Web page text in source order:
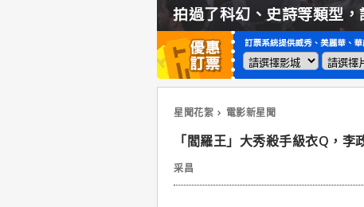
拍過了科幻、史詩等類型
星聞花絮 電影新星聞
「閻羅王」大秀殺手級衣Q，李
采昌